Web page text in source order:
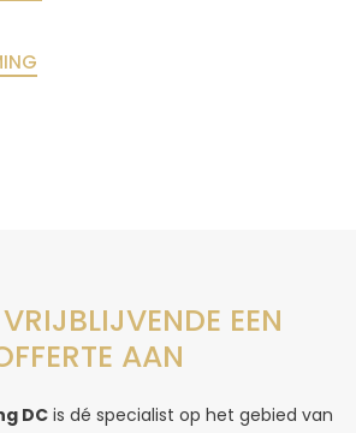
EEN
AAN
DC is dé specialist op het gebied van